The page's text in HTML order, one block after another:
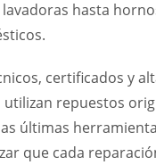
hasta
certificados y
utilizan repuestos
últimas
que cada